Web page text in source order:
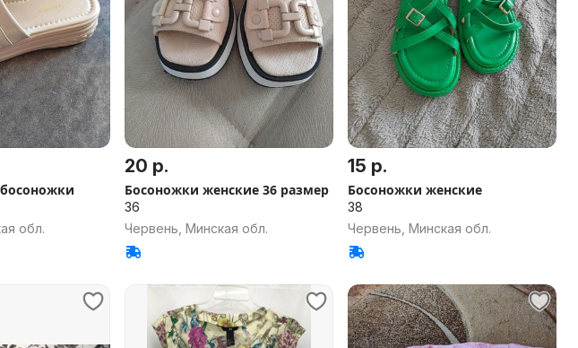
обл.
20 р.
Босоножки женские 36 размер
36
Червень, Минская обл.
15 р.
Босоножки женские
38
Червень, Минская обл.